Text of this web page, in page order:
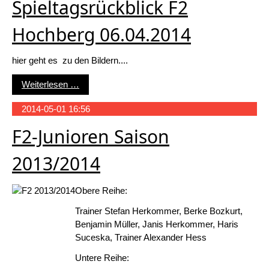
Spieltagsrückblick F2
Hochberg 06.04.2014
hier geht es zu den Bildern....
Weiterlesen …
2014-05-01 16:56
F2-Junioren Saison
2013/2014
Obere Reihe:
Trainer Stefan Herkommer, Berke Bozkurt,
Benjamin Müller, Janis Herkommer, Haris
Suceska, Trainer Alexander Hess
Untere Reihe: